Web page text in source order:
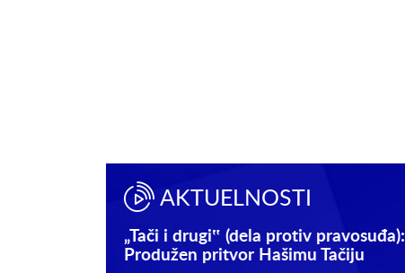
AKTUELNOSTI
„Tači i drugi‟ (dela protiv pravosuđa):
Produžen pritvor Hašimu Tačiju